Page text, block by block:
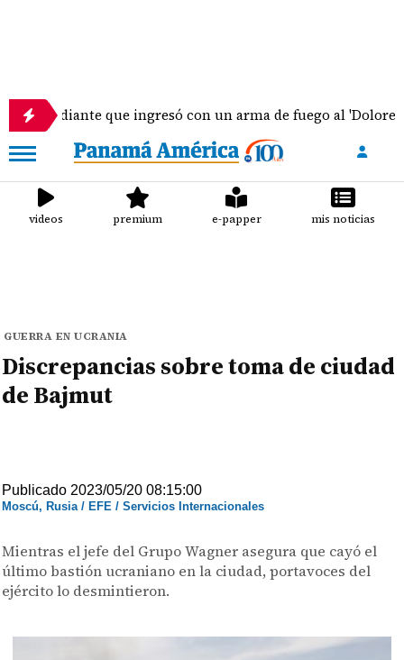
que ingresó con un arma de fuego al 'Dolores
videos premium e-papper mis noticias
GUERRA EN UCRANIA
Discrepancias sobre toma de ciudad
de Bajmut
Publicado 2023/05/20 08:15:00
Moscú, Rusia / EFE / Servicios Internacionales
Mientras el jefe del Grupo Wagner asegura que cayó el
último bastión ucraniano en la ciudad, portavoces del
ejército lo desmintieron.